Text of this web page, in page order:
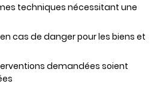
techniques nécessitant une
cas de danger pour les biens et
demandées soient